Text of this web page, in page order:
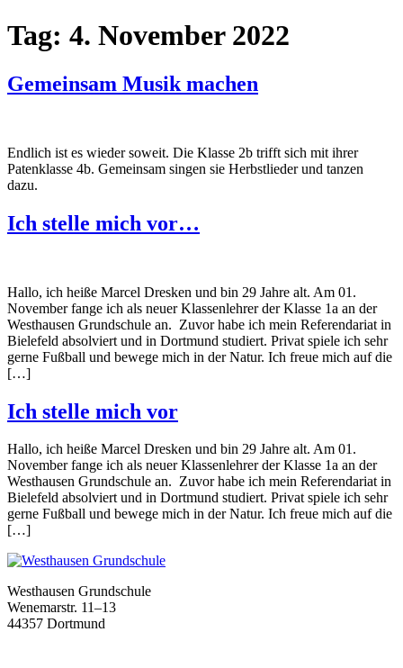
Tag: 4. November 2022
Gemeinsam Musik machen
Endlich ist es wieder soweit. Die Klasse 2b trifft sich mit ihrer
Patenklasse 4b. Gemeinsam singen sie Herbstlieder und tanzen
dazu.
Ich stelle mich vor…
Hallo, ich heiße Marcel Dresken und bin 29 Jahre alt. Am 01.
November fange ich als neuer Klassenlehrer der Klasse 1a an der
Westhausen Grundschule an. Zuvor habe ich mein Referendariat in
Bielefeld absolviert und in Dortmund studiert. Privat spiele ich sehr
gerne Fußball und bewege mich in der Natur. Ich freue mich auf die
[…]
Ich stelle mich vor
Hallo, ich heiße Marcel Dresken und bin 29 Jahre alt. Am 01.
November fange ich als neuer Klassenlehrer der Klasse 1a an der
Westhausen Grundschule an. Zuvor habe ich mein Referendariat in
Bielefeld absolviert und in Dortmund studiert. Privat spiele ich sehr
gerne Fußball und bewege mich in der Natur. Ich freue mich auf die
[…]
Westhausen Grundschule
Wenemarstr. 11–13
44357 Dortmund